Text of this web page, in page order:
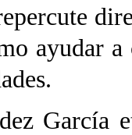
ayudar
García